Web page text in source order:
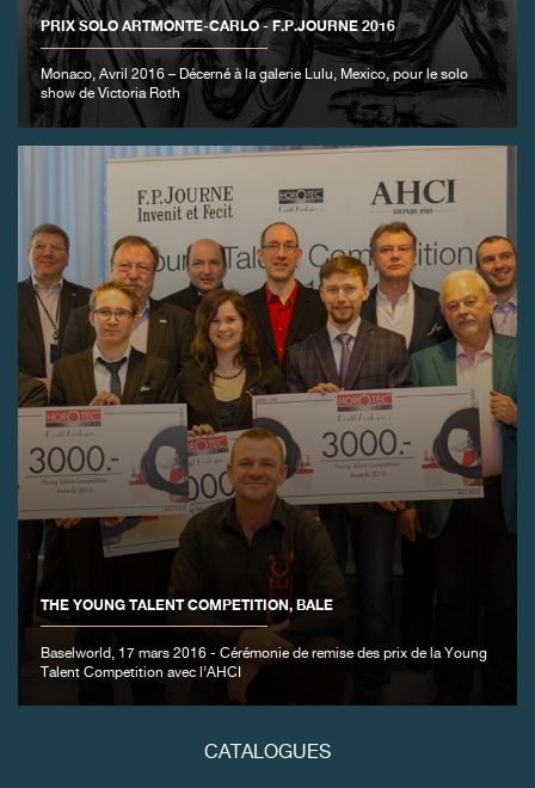
PRIX SOLO ARTMONTE-CARLO - F.P.JOURNE 2016
Monaco, Avril 2016 – Décerné à la galerie Lulu, Mexico, pour le solo
show de Victoria Roth
THE YOUNG TALENT COMPETITION, BALE
Baselworld, 17 mars 2016 - Cérémonie de remise des prix de la Young
Talent Competition avec l’AHCI
CATALOGUES
FAUX
FAUX
FAUX